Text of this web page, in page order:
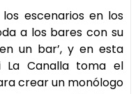
escenarios en los
a los bares con su
un bar’, y en esta
La Canalla toma el
crear un monólogo